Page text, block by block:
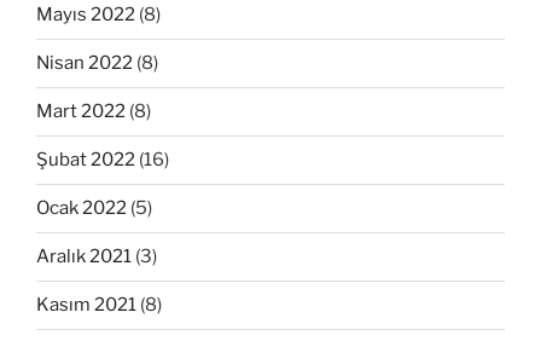
Mayıs 2022 (8)
Nisan 2022 (8)
Mart 2022 (8)
Şubat 2022 (16)
Ocak 2022 (5)
Aralık 2021 (3)
Kasım 2021 (8)